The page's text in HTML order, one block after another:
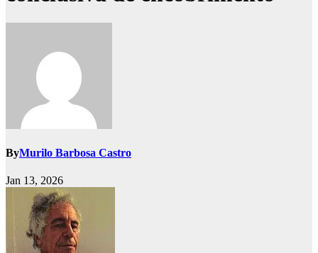
ByMurilo Barbosa Castro
Jan 13, 2026